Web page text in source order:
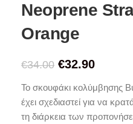
Neoprene
Orange
€34.00 €32.90
Το σκουφάκι κολύμβησης
έχει σχεδιαστεί για να
τη διάρκεια των